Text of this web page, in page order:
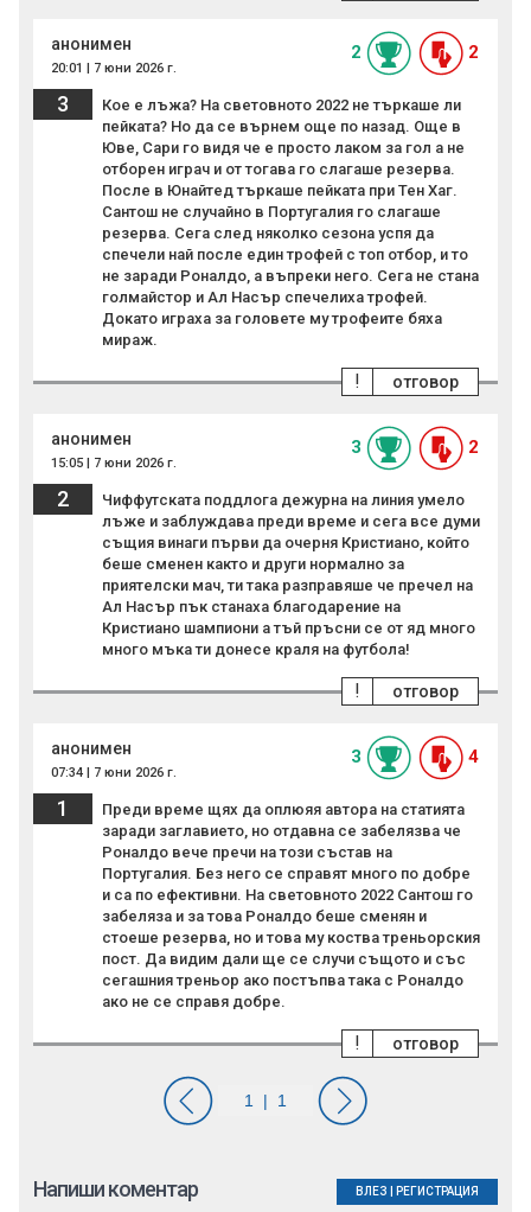
анонимен
20:01 | 7 юни 2026 г.
2 2
3
Кое е лъжа? На световното 2022 не търкаше ли
пейката? Но да се върнем още по назад. Още в
Юве, Сари го видя че е просто лаком за гол а не
отборен играч и от тогава го слагаше резерва.
После в Юнайтед търкаше пейката при Тен Хаг.
Сантош не случайно в Португалия го слагаше
резерва. Сега след няколко сезона успя да
спечели най после един трофей с топ отбор, и то
не заради Роналдо, а въпреки него. Сега не стана
голмайстор и Ал Насър спечелиха трофей.
Докато играха за головете му трофеите бяха
мираж.
отговор
!
анонимен
15:05 | 7 юни 2026 г.
3 2
2
Чиффутската поддлога дежурна на линия умело
лъже и заблуждава преди време и сега все думи
същия винаги първи да очерня Кристиано, който
беше сменен както и други нормално за
приятелски мач, ти така разправяше че пречел на
Ал Насър пък станаха благодарение на
Кристиано шампиони а тъй пръсни се от яд много
много мъка ти донесе краля на футбола!
отговор
!
анонимен
07:34 | 7 юни 2026 г.
3 4
1
Преди време щях да оплюяя автора на статията
заради заглавието, но отдавна се забелязва че
Роналдо вече пречи на този състав на
Португалия. Без него се справят много по добре
и са по ефективни. На световното 2022 Сантош го
забеляза и за това Роналдо беше сменян и
стоеше резерва, но и това му коства треньорския
пост. Да видим дали ще се случи същото и със
сегашния треньор ако постъпва така с Роналдо
ако не се справя добре.
отговор
!
Напиши коментар ВЛЕЗ РЕГИСТРАЦИЯ